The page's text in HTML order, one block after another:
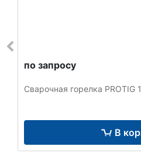
по запросу
Сварочная горелка PROTIG
В